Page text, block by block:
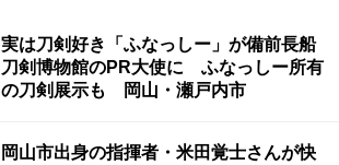
実は刀剣好き「ふなっしー」が備前長船
刀剣博物館のPR大使に ふなっしー所有
の刀剣展示も 岡山・瀬戸内市
岡山市出身の指揮者・米田覚士さんが快